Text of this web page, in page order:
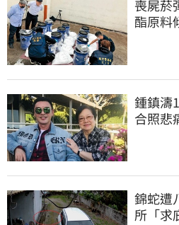
喪屍菸
酯原料
鍾鎮濤
合照
錦蛇遭
所「